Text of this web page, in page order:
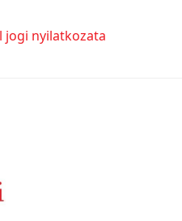
jogi nyilatkozata